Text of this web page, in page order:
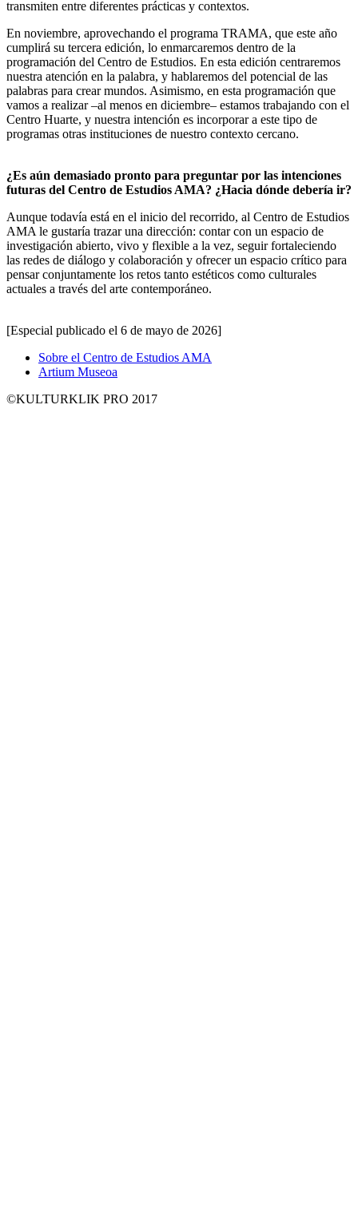
transmiten entre diferentes prácticas y contextos.
En noviembre, aprovechando el programa TRAMA, que este año
cumplirá su tercera edición, lo enmarcaremos dentro de la
programación del Centro de Estudios. En esta edición centraremos
nuestra atención en la palabra, y hablaremos del potencial de las
palabras para crear mundos. Asimismo, en esta programación que
vamos a realizar –al menos en diciembre– estamos trabajando con el
Centro Huarte, y nuestra intención es incorporar a este tipo de
programas otras instituciones de nuestro contexto cercano.
¿Es aún demasiado pronto para preguntar por las intenciones
futuras del Centro de Estudios AMA? ¿Hacia dónde debería ir?
Aunque todavía está en el inicio del recorrido, al Centro de Estudios
AMA le gustaría trazar una dirección: contar con un espacio de
investigación abierto, vivo y flexible a la vez, seguir fortaleciendo
las redes de diálogo y colaboración y ofrecer un espacio crítico para
pensar conjuntamente los retos tanto estéticos como culturales
actuales a través del arte contemporáneo.
[Especial publicado el 6 de mayo de 2026]
Sobre el Centro de Estudios AMA
Artium Museoa
©KULTURKLIK PRO 2017